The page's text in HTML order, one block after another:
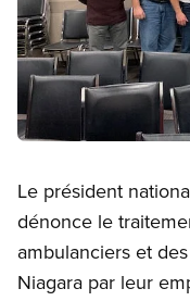
Le président
dénonce le
ambulanciers et
Niagara par leur